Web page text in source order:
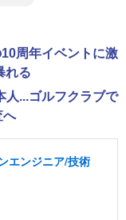
周年イベントに激
れる
人...ゴルフクラブで
へ
エンジニア/技術